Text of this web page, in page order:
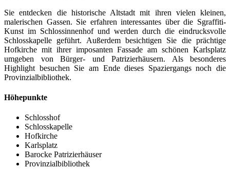
Sie entdecken die historische Altstadt mit ihren vielen kleinen,
malerischen Gassen. Sie erfahren interessantes über die Sgraffiti-
Kunst im Schlossinnenhof und werden durch die eindrucksvolle
Schlosskapelle geführt. Außerdem besichtigen Sie die prächtige
Hofkirche mit ihrer imposanten Fassade am schönen Karlsplatz
umgeben von Bürger- und Patrizierhäusern. Als besonderes
Highlight besuchen Sie am Ende dieses Spaziergangs noch die
Provinzialbibliothek.
Höhepunkte
Schlosshof
Schlosskapelle
Hofkirche
Karlsplatz
Barocke Patrizierhäuser
Provinzialbibliothek